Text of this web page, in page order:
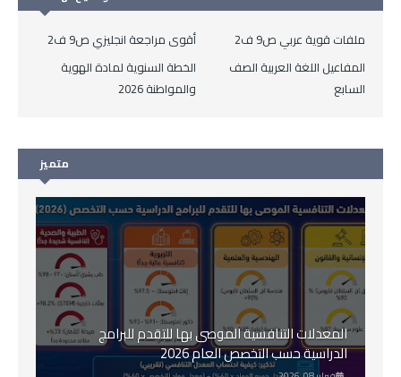
أقوى مراجعة انجليزي ص9 ف2
ملفات قوية عربي ص9 ف2
الخطة السنوية لمادة الهوية
والمواطنة 2026
المفاعيل اللغة العربية الصف
السابع
متميز
المعدلات التنافسية الموصى بها للتقدم للبرامج
الدراسية حسب التخصص العام 2026